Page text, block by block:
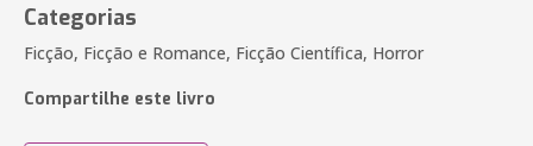
Categorias
Ficção, Ficção e Romance, Ficção Científica, Horror
Compartilhe este livro